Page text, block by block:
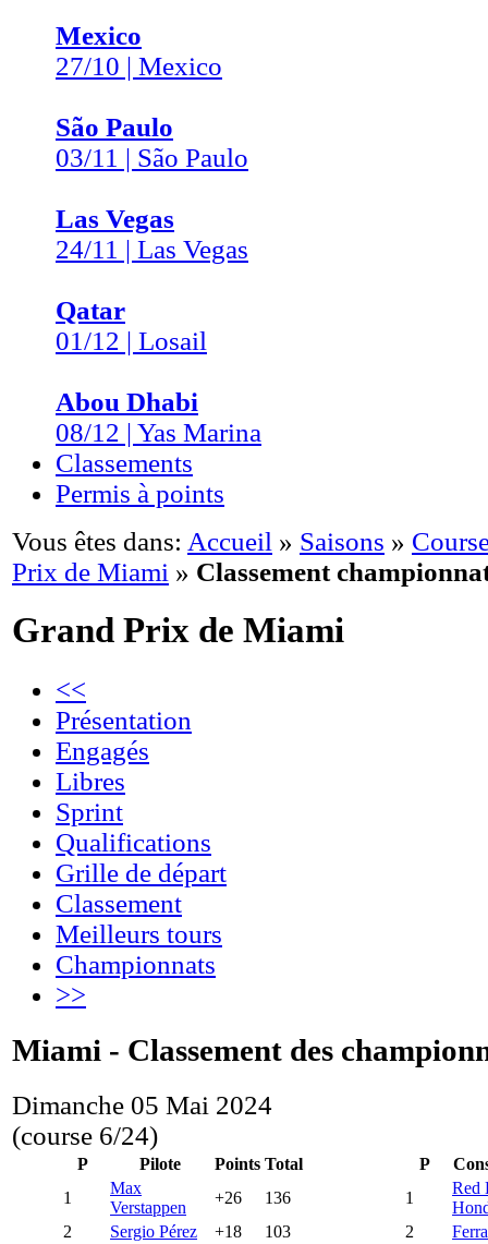
Mexico
27/10 | Mexico
São Paulo
03/11 | São Paulo
Las Vegas
24/11 | Las Vegas
Qatar
01/12 | Losail
Abou Dhabi
08/12 | Yas Marina
Classements
Permis à points
Vous êtes dans: Accueil » Saisons »
Prix de Miami » Classement
Grand Prix de Miami
<<
Présentation
Engagés
Libres
Sprint
Qualifications
Grille de départ
Classement
Meilleurs tours
Championnats
>>
Miami - Classement des
Dimanche 05 Mai 2024
(course 6/24)
P Pilote Points Total
1
Max
Verstappen
+26
136
2
Sergio Pérez +18
103
P
1
Red
2